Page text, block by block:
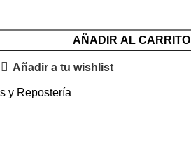
AÑADIR AL CARRITO
Añadir a tu wishlist
y Repostería